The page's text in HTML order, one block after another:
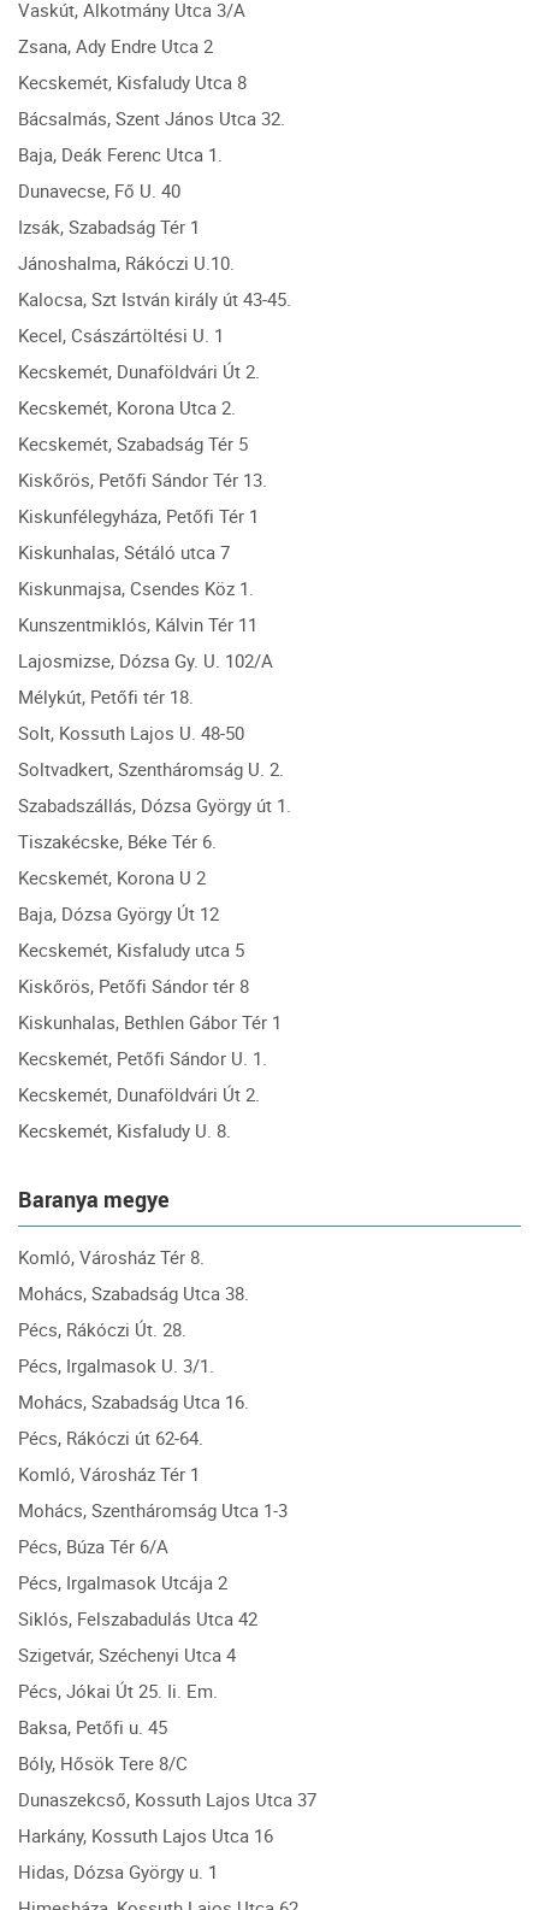
Vaskút, Alkotmány Utca 3/A
Zsana, Ady Endre Utca 2
Kecskemét, Kisfaludy Utca 8
Bácsalmás, Szent János Utca 32.
Baja, Deák Ferenc Utca 1.
Dunavecse, Fő U. 40
Izsák, Szabadság Tér 1
Jánoshalma, Rákóczi U.10.
Kalocsa, Szt István király út 43-45.
Kecel, Császártöltési U. 1
Kecskemét, Dunaföldvári Út 2.
Kecskemét, Korona Utca 2.
Kecskemét, Szabadság Tér 5
Kiskőrös, Petőfi Sándor Tér 13.
Kiskunfélegyháza, Petőfi Tér 1
Kiskunhalas, Sétáló utca 7
Kiskunmajsa, Csendes Köz 1.
Kunszentmiklós, Kálvin Tér 11
Lajosmizse, Dózsa Gy. U. 102/A
Mélykút, Petőfi tér 18.
Solt, Kossuth Lajos U. 48-50
Soltvadkert, Szentháromság U. 2.
Szabadszállás, Dózsa György út 1.
Tiszakécske, Béke Tér 6.
Kecskemét, Korona U 2
Baja, Dózsa György Út 12
Kecskemét, Kisfaludy utca 5
Kiskőrös, Petőfi Sándor tér 8
Kiskunhalas, Bethlen Gábor Tér 1
Kecskemét, Petőfi Sándor U. 1.
Kecskemét, Dunaföldvári Út 2.
Kecskemét, Kisfaludy U. 8.
Baranya megye
Komló, Városház Tér 8.
Mohács, Szabadság Utca 38.
Pécs, Rákóczi Út. 28.
Pécs, Irgalmasok U. 3/1.
Mohács, Szabadság Utca 16.
Pécs, Rákóczi út 62-64.
Komló, Városház Tér 1
Mohács, Szentháromság Utca 1-3
Pécs, Búza Tér 6/A
Pécs, Irgalmasok Utcája 2
Siklós, Felszabadulás Utca 42
Szigetvár, Széchenyi Utca 4
Pécs, Jókai Út 25. Ii. Em.
Baksa, Petőfi u. 45
Bóly, Hősök Tere 8/C
Dunaszekcső, Kossuth Lajos Utca 37
Harkány, Kossuth Lajos Utca 16
Hidas, Dózsa György u. 1